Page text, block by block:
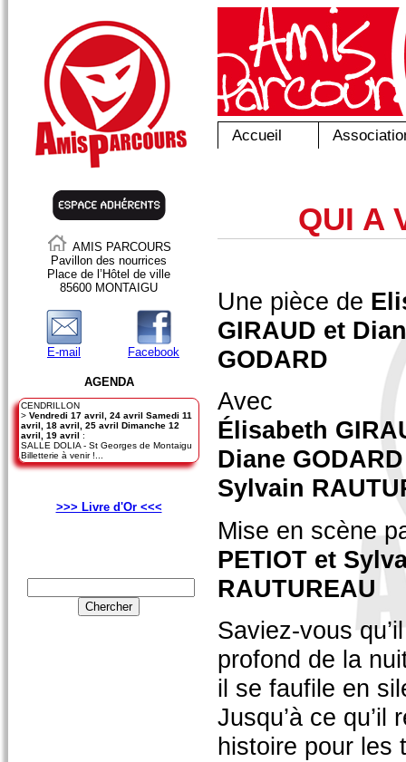
Accueil
QUI A
Une pièce de
GIRAUD et
GODARD
Avec
Élisabeth
Diane GODARD
Sylvain
Mise en scène
PETIOT et
RAUTUREAU
Saviez-vous
profond de la
il se faufile en
Jusqu’à ce
histoire pour les
AMIS PARCOURS
Pavillon des nourrices
Place de l’Hôtel de ville
85600 MONTAIGU
E-mail Facebook
AGENDA
CENDRILLON
> Vendredi 17 avril, 24 avril Samedi 11
avril, 18 avril, 25 avril Dimanche 12
avril, 19 avril :
SALLE DOLIA - St Georges de Montaigu
Billetterie à venir !...
>>> Livre d'Or <<<